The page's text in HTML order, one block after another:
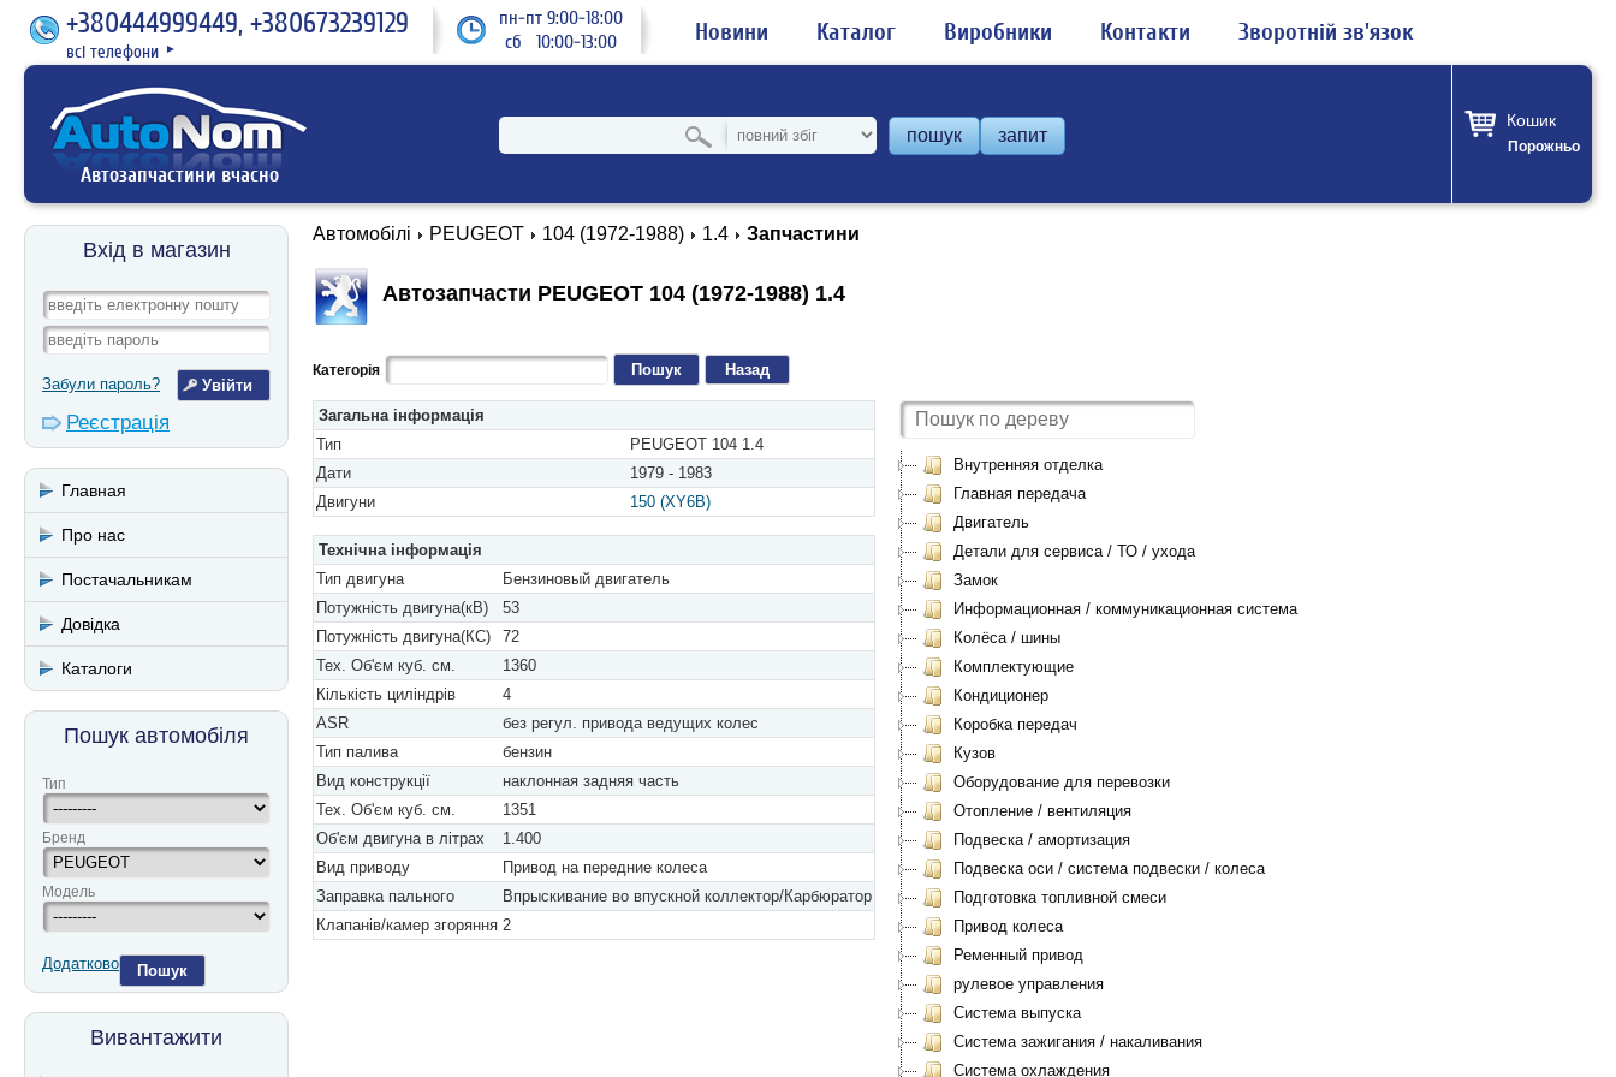
+380444999449, +380673239129
всі телефони ►
пн-пт 9:00-18:00
сб 10:00-13:00
Новини Каталог Виробники Контакти Зворотній зв'язок
Автозапчастини вчасно
пошук запит
Кошик
Порожньо
Вхід в магазин
Забули пароль?
Реєстрація
Главная
Про нас
Постачальникам
Довідка
Каталоги
Пошук автомобіля
Тип
Бренд
Модель
Додатково Пошук
Вивантажити
Автомобілі PEUGEOT 104 (1972-1988) 1.4 Запчастини
Автозапчасти PEUGEOT 104 (1972-1988) 1.4
Категорія Назад
Загальна інформація
Тип
PEUGEOT 104 1.4
Дати
1979 - 1983
Двигуни
150 (XY6B)
Технічна інформація
Тип двигуна
Бензиновый двигатель
Потужність двигуна(кВ)
53
Потужність двигуна(КС)
72
Тех. Об'єм куб. см.
1360
Кількість циліндрів
4
ASR
без регул. привода ведущих колес
Тип палива
бензин
Вид конструкції
наклонная задняя часть
Тех. Об'єм куб. см.
1351
Об'єм двигуна в літрах
1.400
Вид приводу
Привод на передние колеса
Заправка пального
Впрыскивание во впускной коллектор/Карбюратор
Клапанів/камер згоряння 2
Внутренняя отделка
Главная передача
Двигатель
Детали для сервиса / ТО / ухода
Замок
Информационная / коммуникационная система
Колёса / шины
Комплектующие
Кондиционер
Коробка передач
Кузов
Оборудование для перевозки
Отопление / вентиляция
Подвеска / амортизация
Подвеска оси / система подвески / колеса
Подготовка топливной смеси
Привод колеса
Ременный привод
рулевое управления
Система выпуска
Система зажигания / накаливания
Система охлаждения